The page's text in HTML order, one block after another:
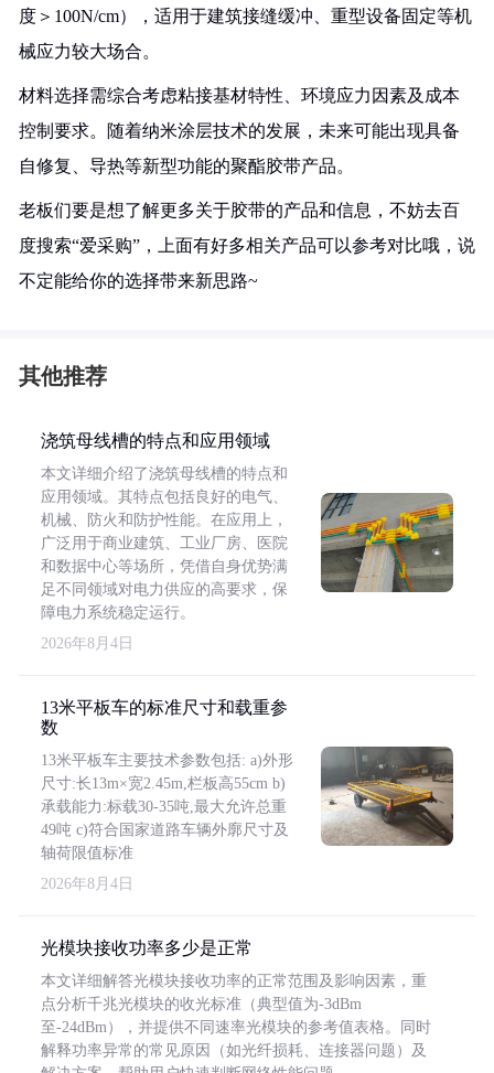
度＞100N/cm），适用于建筑接缝缓冲、重型设备固定等机
械应力较大场合。
材料选择需综合考虑粘接基材特性、环境应力因素及成本
控制要求。随着纳米涂层技术的发展，未来可能出现具备
自修复、导热等新型功能的聚酯胶带产品。
老板们要是想了解更多关于胶带的产品和信息，不妨去百
度搜索“爱采购”，上面有好多相关产品可以参考对比哦，说
不定能给你的选择带来新思路~
其他推荐
浇筑母线槽的特点和应用领域
本文详细介绍了浇筑母线槽的特点和
应用领域。其特点包括良好的电气、
机械、防火和防护性能。在应用上，
广泛用于商业建筑、工业厂房、医院
和数据中心等场所，凭借自身优势满
足不同领域对电力供应的高要求，保
障电力系统稳定运行。
2026年8月4日
13米平板车的标准尺寸和载重参
数
13米平板车主要技术参数包括: a)外形
尺寸:长13m×宽2.45m,栏板高55cm b)
承载能力:标载30-35吨,最大允许总重
49吨 c)符合国家道路车辆外廓尺寸及
轴荷限值标准
2026年8月4日
光模块接收功率多少是正常
本文详细解答光模块接收功率的正常范围及影响因素，重
点分析千兆光模块的收光标准（典型值为-3dBm
至-24dBm），并提供不同速率光模块的参考值表格。同时
解释功率异常的常见原因（如光纤损耗、连接器问题）及